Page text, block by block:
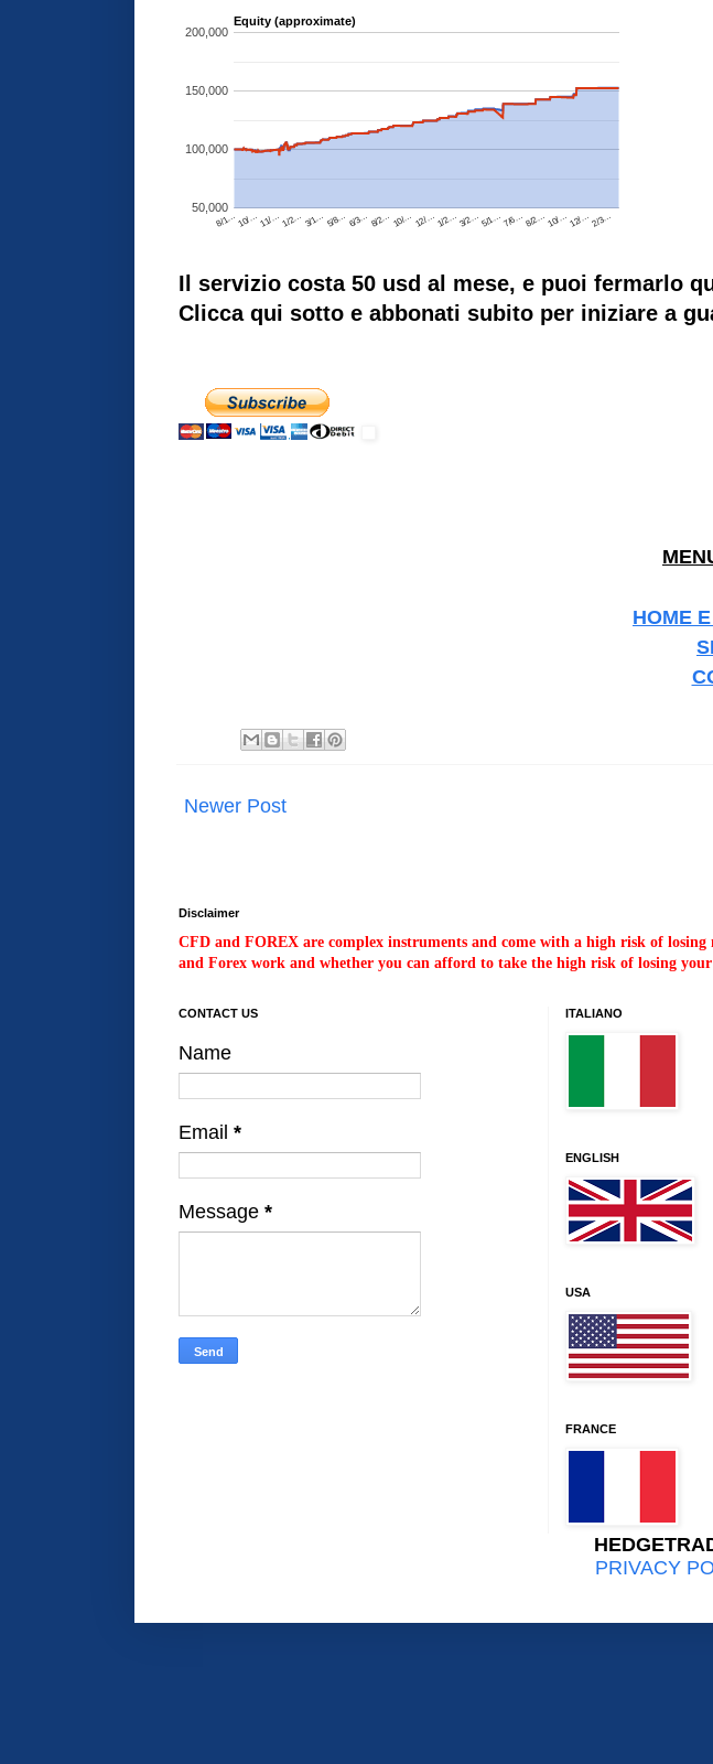
Il servizio costa 50 usd al mese, e puoi fermarlo
Clicca qui sotto e abbonati subito per iniziare a
HOME
Newer Post
Disclaimer
CFD and FOREX are complex instruments and come with a high risk of
and Forex work and whether you can afford to take the high risk of losing your
CONTACT US
Name
Email *
Message *
ITALIANO
ENGLISH
USA
FRANCE
PRIVACY